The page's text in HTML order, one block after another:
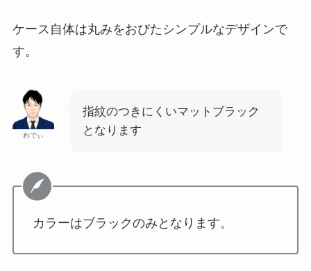
ケース自体は丸みをおびたシンプルなデザインで
す。
わでぃ
指紋のつきにくいマットブラック
となります
カラーはブラックのみとなります。